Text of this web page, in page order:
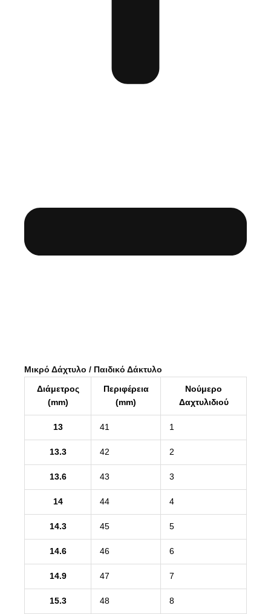
Μικρό Δάχτυλο / Παιδικό Δάκτυλο
Διάμετρος
(mm)
Περιφέρεια
(mm)
Νούμερο
Δαχτυλιδιού
13 41 1
13.3 42 2
13.6 43 3
14 44 4
14.3 45 5
14.6 46 6
14.9 47 7
15.3 48 8